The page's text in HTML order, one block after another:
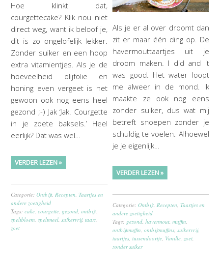
Hoe klinkt dat,
courgettecake? Klik nou niet
direct weg, want ik beloof je,
dit is zo ongelofelijk lekker.
Zonder suiker en een hoop
extra vitamientjes. Als je de
hoeveelheid olijfolie en
honing even vergeet is het
gewoon ook nog eens heel
gezond ;-) Jak ‘Jak. Courgette
in je zoete baksels.’ Heel
eerlijk? Dat was wel…
VERDER LEZEN »
Categorie:Ontbijt,Recepten,Taartjes en
andere zoetigheid
Tags:cake,courgette, gezond,ontbijt,
speltbloem,speltmeel,suikervrij,taart,
zoet
Als je er al over droomt dan
zit er maar één ding op. De
havermouttaartjes uit je
droom maken. I did and it
was good. Het water loopt
me alweer in de mond. Ik
maakte ze ook nog eens
zonder suiker, dus wat mij
betreft snoepen zonder je
schuldig te voelen. Alhoewel
je je eigenlijk…
VERDER LEZEN »
Categorie:Ontbijt,Recepten,Taartjes en
andere zoetigheid
Tags: gezond,havermout,muffin,
ontbijtmuffin,ontbijtmuffins,suikervrij,
taartjes,tussendoortje, Vanille,zoet,
zonder suiker